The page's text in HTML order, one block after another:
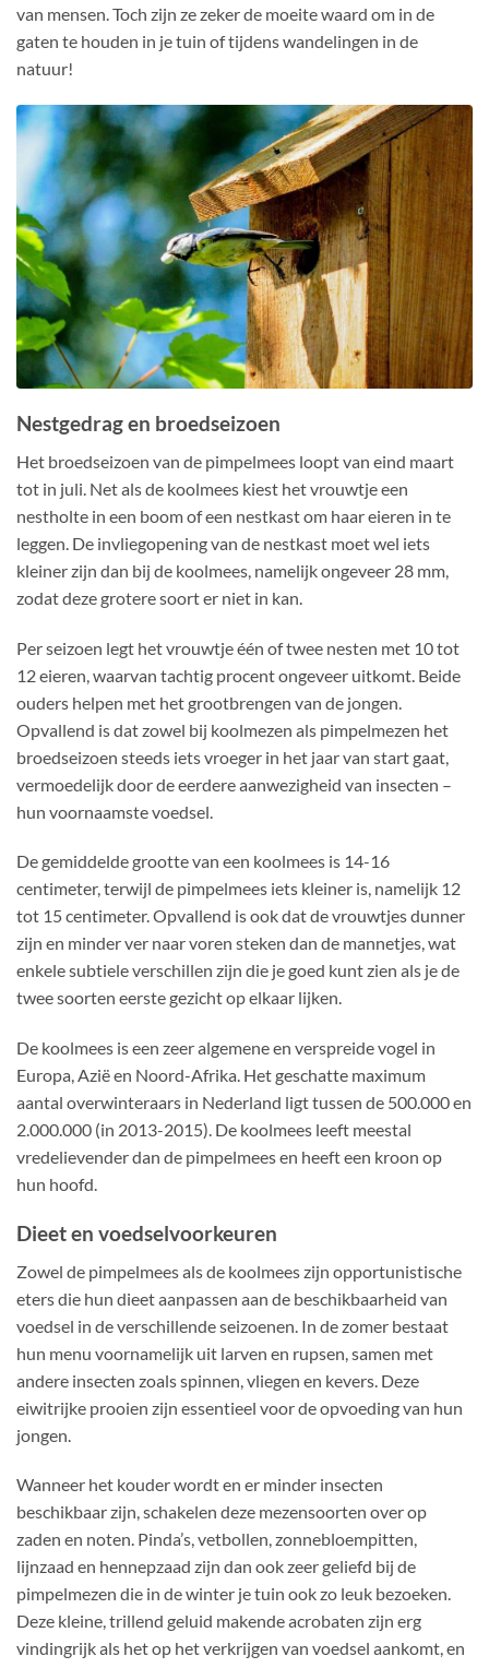
van mensen. Toch zijn ze zeker de moeite waard om in de
gaten te houden in je tuin of tijdens wandelingen in de
natuur!
Nestgedrag en broedseizoen
Het broedseizoen van de pimpelmees loopt van eind maart
tot in juli. Net als de koolmees kiest het vrouwtje een
nestholte in een boom of een nestkast om haar eieren in te
leggen. De invliegopening van de nestkast moet wel iets
kleiner zijn dan bij de koolmees, namelijk ongeveer 28 mm,
zodat deze grotere soort er niet in kan.
Per seizoen legt het vrouwtje één of twee nesten met 10 tot
12 eieren, waarvan tachtig procent ongeveer uitkomt. Beide
ouders helpen met het grootbrengen van de jongen.
Opvallend is dat zowel bij koolmezen als pimpelmezen het
broedseizoen steeds iets vroeger in het jaar van start gaat,
vermoedelijk door de eerdere aanwezigheid van insecten –
hun voornaamste voedsel.
De gemiddelde grootte van een koolmees is 14-16
centimeter, terwijl de pimpelmees iets kleiner is, namelijk 12
tot 15 centimeter. Opvallend is ook dat de vrouwtjes dunner
zijn en minder ver naar voren steken dan de mannetjes, wat
enkele subtiele verschillen zijn die je goed kunt zien als je de
twee soorten eerste gezicht op elkaar lijken.
De koolmees is een zeer algemene en verspreide vogel in
Europa, Azië en Noord-Afrika. Het geschatte maximum
aantal overwinteraars in Nederland ligt tussen de 500.000 en
2.000.000 (in 2013-2015). De koolmees leeft meestal
vredelievender dan de pimpelmees en heeft een kroon op
hun hoofd.
Dieet en voedselvoorkeuren
Zowel de pimpelmees als de koolmees zijn opportunistische
eters die hun dieet aanpassen aan de beschikbaarheid van
voedsel in de verschillende seizoenen. In de zomer bestaat
hun menu voornamelijk uit larven en rupsen, samen met
andere insecten zoals spinnen, vliegen en kevers. Deze
eiwitrijke prooien zijn essentieel voor de opvoeding van hun
jongen.
Wanneer het kouder wordt en er minder insecten
beschikbaar zijn, schakelen deze mezensoorten over op
zaden en noten. Pinda’s, vetbollen, zonnebloempitten,
lijnzaad en hennepzaad zijn dan ook zeer geliefd bij de
pimpelmezen die in de winter je tuin ook zo leuk bezoeken.
Deze kleine, trillend geluid makende acrobaten zijn erg
vindingrijk als het op het verkrijgen van voedsel aankomt, en